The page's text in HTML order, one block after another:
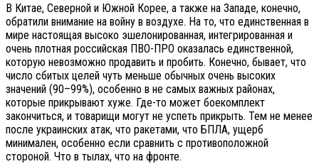
В Китае, Северной и Южной Корее, а также на Западе, конечно,
обратили внимание на войну в воздухе. На то, что единственная в
мире настоящая высоко эшелонированная, интегрированная и
очень плотная российская ПВО-ПРО оказалась единственной,
которую невозможно продавить и пробить. Конечно, бывает, что
число сбитых целей чуть меньше обычных очень высоких
значений (90–99%), особенно в не самых важных районах,
которые прикрывают хуже. Где-то может боекомплект
закончиться, и товарищи могут не успеть прикрыть. Тем не менее
после украинских атак, что ракетами, что БПЛА, ущерб
минимален, особенно если сравнить с противоположной
стороной. Что в тылах, что на фронте.